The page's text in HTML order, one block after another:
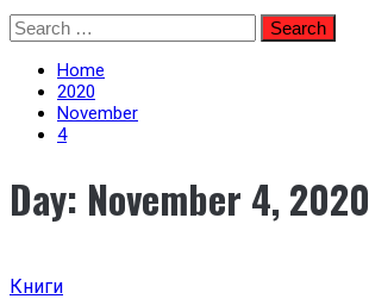
Skip
to
content
Search
for:
Home
2020
November
4
Day: November 4, 2020
Книги